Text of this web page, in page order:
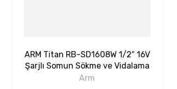
ARM Titan RB-SD1608W 1/2″ 16V
Şarjlı Somun Sökme ve Vidalama
Arm